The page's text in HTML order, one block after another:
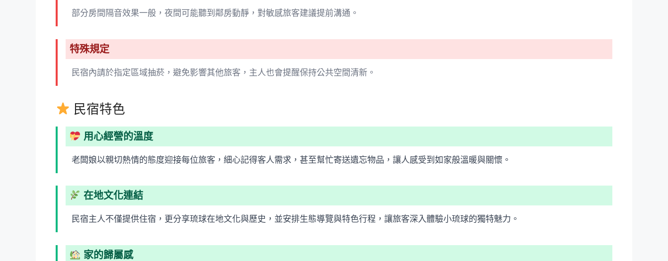
部分房間隔音效果一般，夜間可能聽到鄰房動靜，對敏感旅客建議提前溝通。
特殊規定
民宿內請於指定區域抽菸，避免影響其他旅客，主人也會提醒保持公共空間清新。
民宿特色
用心經營的溫度
老闆娘以親切熱情的態度迎接每位旅客，細心記得客人需求，甚至幫忙寄送遺忘物品，讓人感受到如家般溫暖與關懷。
在地文化連結
民宿主人不僅提供住宿，更分享琉球在地文化與歷史，並安排生態導覽與特色行程，讓旅客深入體驗小琉球的獨特魅力。
家的歸屬感